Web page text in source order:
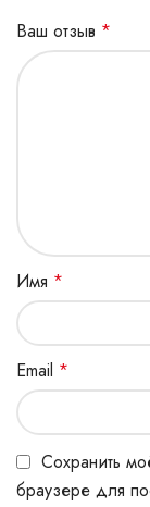
Ваш отзыв *
Имя *
Email *
Сохранить
браузере для